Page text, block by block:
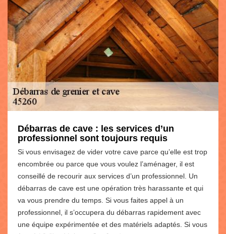
Débarras de cave : les services d’un
professionnel sont toujours requis
Si vous envisagez de vider votre cave parce qu’elle est trop
encombrée ou parce que vous voulez l’aménager, il est
conseillé de recourir aux services d’un professionnel. Un
débarras de cave est une opération très harassante et qui
va vous prendre du temps. Si vous faites appel à un
professionnel, il s’occupera du débarras rapidement avec
une équipe expérimentée et des matériels adaptés. Si vous